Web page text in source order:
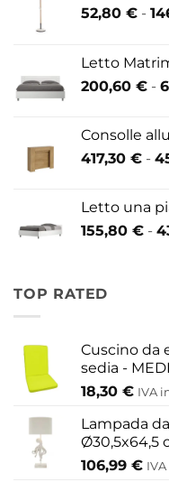
52,80 € -
Letto
200,60 € -
Consolle
417,30 € -
Letto una
155,80 € -
TOP RATED
Cuscino da
sedia -
18,30 € IVA
Lampada
Ø30,5x64,5
106,99 €